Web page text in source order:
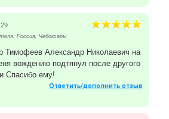
Россия, Чебоксары
Тимофеев Александр Николаевич на
вождению подтянул после другого
ему!
Ответить/дополнить отзыв